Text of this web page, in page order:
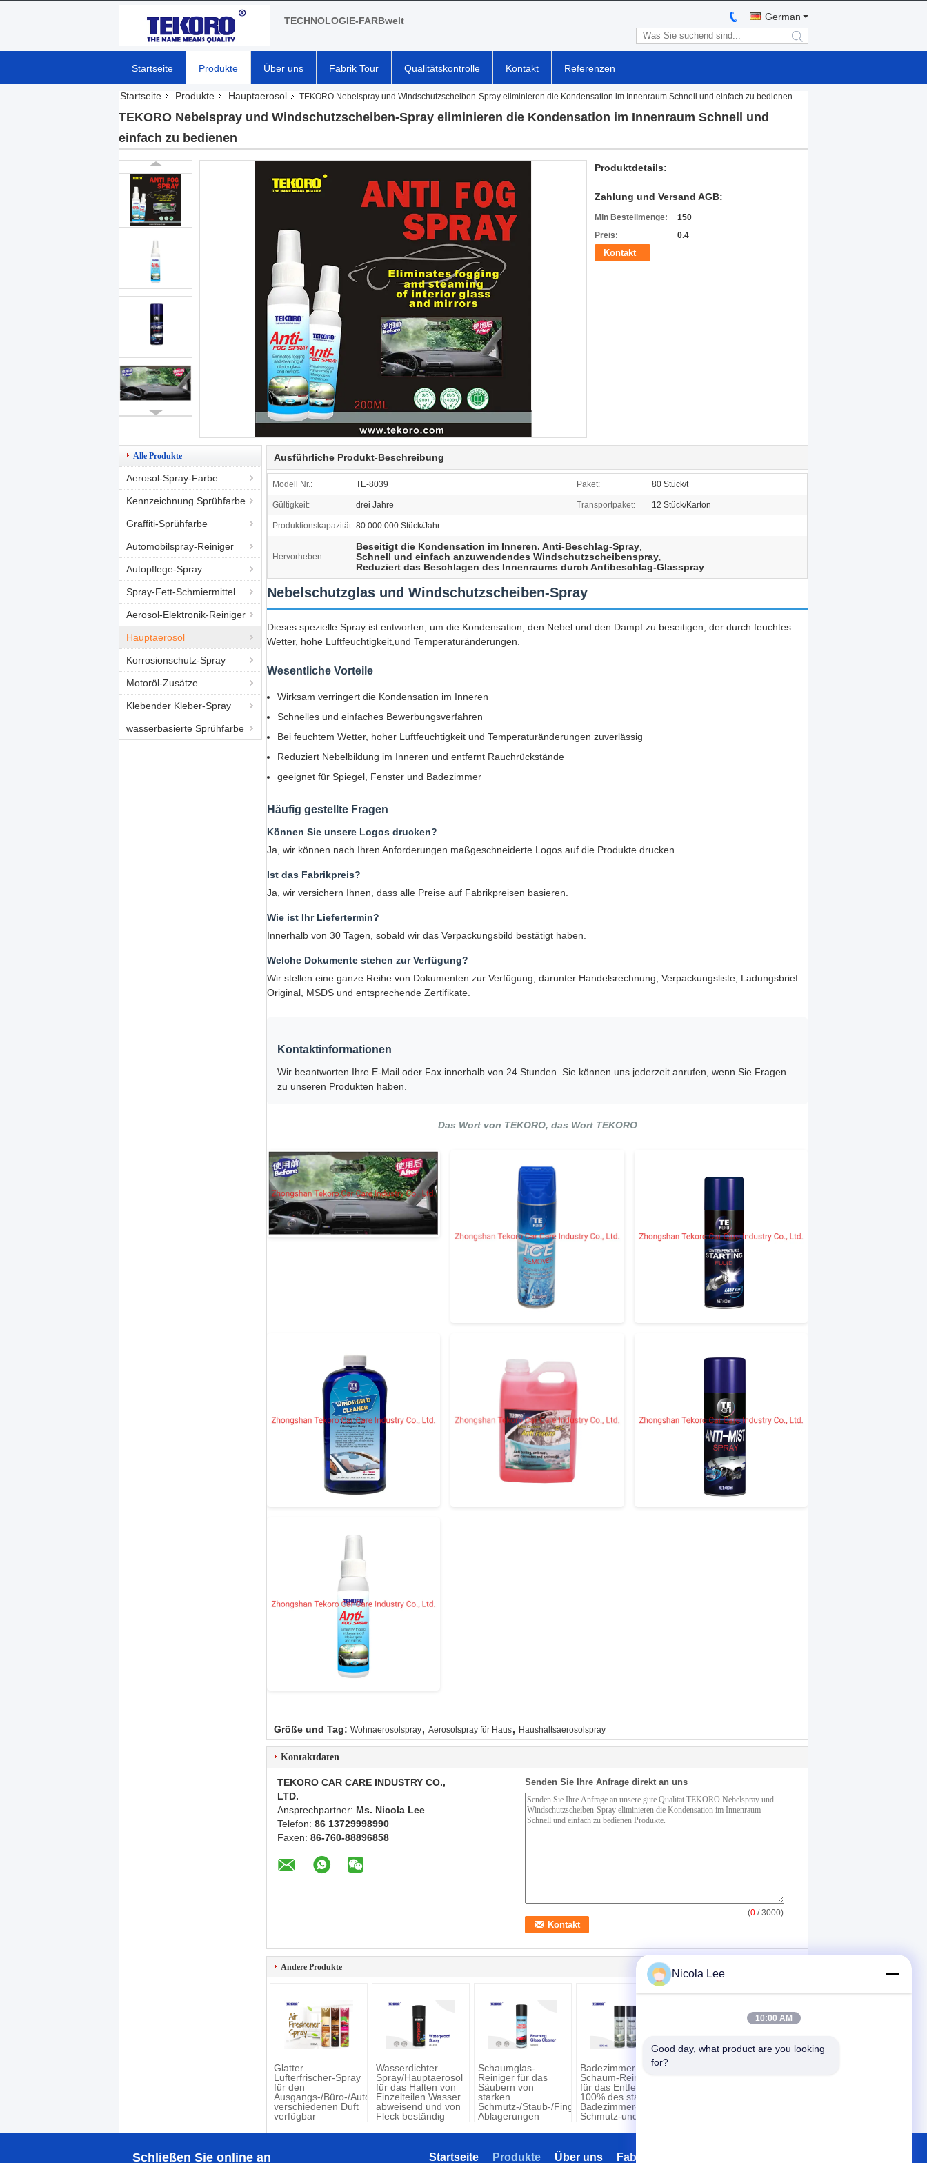
TECHNOLOGIE-FARBwelt German
search
Startseite Produkte Über uns Fabrik Tour Qualitätskontrolle Kontakt Referenzen
Startseite Produkte Hauptaerosol TEKORO Nebelspray und Windschutzscheiben-Spray eliminieren die Kondensation im Innenraum Schnell und einfach zu bedienen
TEKORO Nebelspray und Windschutzscheiben-Spray eliminieren die Kondensation im Innenraum Schnell und
einfach zu bedienen
Produktdetails:
Zahlung und Versand AGB:
Min Bestellmenge:
150
Preis:
0.4
Kontakt
Alle Produkte
Aerosol-Spray-Farbe
Kennzeichnung Sprühfarbe
Graffiti-Sprühfarbe
Automobilspray-Reiniger
Autopflege-Spray
Spray-Fett-Schmiermittel
Aerosol-Elektronik-Reiniger
Hauptaerosol
Korrosionschutz-Spray
Motoröl-Zusätze
Klebender Kleber-Spray
wasserbasierte Sprühfarbe
Ausführliche Produkt-Beschreibung
Modell Nr.: TE-8039 Paket: 80 Stück/t
Gültigkeit: drei Jahre Transportpaket: 12 Stück/Karton
Produktionskapazität: 80.000.000 Stück/Jahr
Hervorheben:
Beseitigt die Kondensation im Inneren. Anti-Beschlag-Spray,
Schnell und einfach anzuwendendes Windschutzscheibenspray,
Reduziert das Beschlagen des Innenraums durch Antibeschlag-Glasspray
Nebelschutzglas und Windschutzscheiben-Spray
Dieses spezielle Spray ist entworfen, um die Kondensation, den Nebel und den Dampf zu beseitigen, der durch feuchtes
Wetter, hohe Luftfeuchtigkeit,und Temperaturänderungen.
Wesentliche Vorteile
Wirksam verringert die Kondensation im Inneren
Schnelles und einfaches Bewerbungsverfahren
Bei feuchtem Wetter, hoher Luftfeuchtigkeit und Temperaturänderungen zuverlässig
Reduziert Nebelbildung im Inneren und entfernt Rauchrückstände
geeignet für Spiegel, Fenster und Badezimmer
Häufig gestellte Fragen
Können Sie unsere Logos drucken?
Ja, wir können nach Ihren Anforderungen maßgeschneiderte Logos auf die Produkte drucken.
Ist das Fabrikpreis?
Ja, wir versichern Ihnen, dass alle Preise auf Fabrikpreisen basieren.
Wie ist Ihr Liefertermin?
Innerhalb von 30 Tagen, sobald wir das Verpackungsbild bestätigt haben.
Welche Dokumente stehen zur Verfügung?
Wir stellen eine ganze Reihe von Dokumenten zur Verfügung, darunter Handelsrechnung, Verpackungsliste, Ladungsbrief
Original, MSDS und entsprechende Zertifikate.
Kontaktinformationen
Wir beantworten Ihre E-Mail oder Fax innerhalb von 24 Stunden. Sie können uns jederzeit anrufen, wenn Sie Fragen
zu unseren Produkten haben.
Das Wort von TEKORO, das Wort TEKORO
Größe und Tag: Wohnaerosolspray, Aerosolspray für Haus, Haushaltsaerosolspray
Kontaktdaten
TEKORO CAR CARE INDUSTRY CO.,
LTD.
Ansprechpartner: Ms. Nicola Lee
Telefon: 86 13729998990
Faxen: 86-760-88896858
Senden Sie Ihre Anfrage direkt an uns
(0 / 3000)
Andere Produkte
Glatter
Lufterfrischer-Spray
für den
Ausgangs-/Büro-/Auto-
verschiedenen Duft
verfügbar
Wasserdichter
Spray/Hauptaerosol
für das Halten von
Einzelteilen Wasser
abweisend und von
Fleck beständig
Schaumglas-
Reiniger für das
Säubern von
starken
Schmutz-/Staub-/Fingerabdruck-/Dunst-
Ablagerungen
Badezimmer-
Schaum-Reiniger
für das Entfernen
100% des starken
Badezimmer-
Schmutz-und
Schließen Sie online an Fabrik Tour
Über uns
Produkte
Startseite
Nicola Lee
10:00 AM
Good day, what product are you looking
for?